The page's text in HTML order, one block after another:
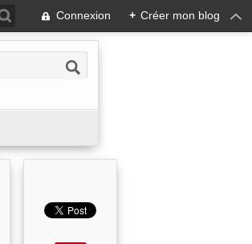
Connexion + Créer mon blog